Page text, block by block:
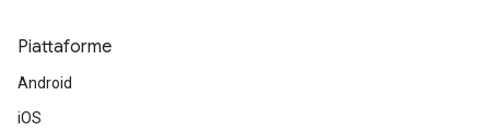
Piattaforme
Android
iOS